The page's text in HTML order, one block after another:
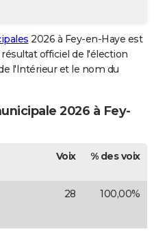
2026 à Fey-en-Haye est
officiel de l'élection
l'Intérieur et le nom du
2026 à Fey-
Voix % des voix
28 100,00%